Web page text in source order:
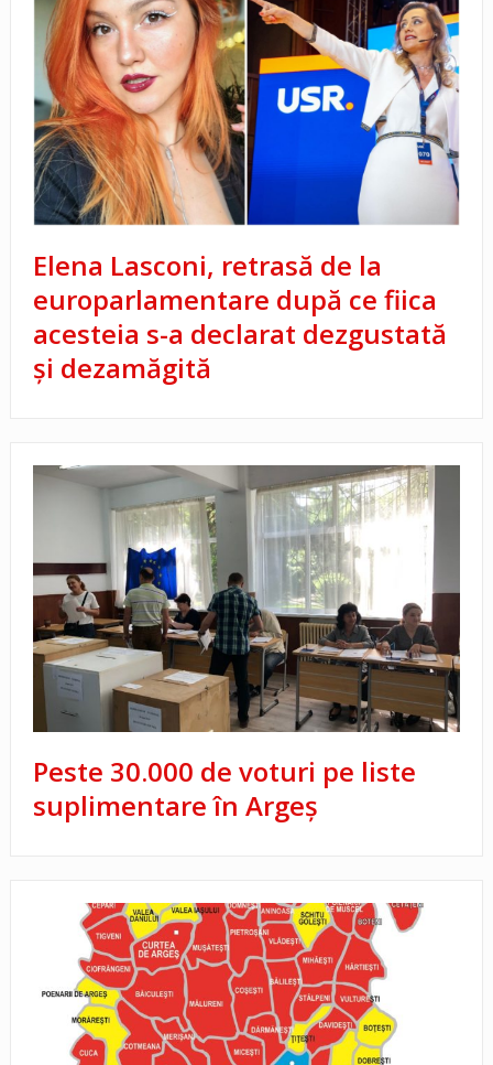
Elena Lasconi, retrasă de la
europarlamentare după ce fiica
acesteia s-a declarat dezgustată
și dezamăgită
Peste 30.000 de voturi pe liste
suplimentare în Argeş